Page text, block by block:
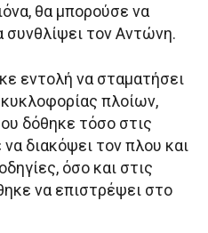
θα μπορούσε να
συνθλίψει τον Αντώνη.
εντολή να σταματήσει
πλοίων,
δόθηκε τόσο στις
διακόψει τον πλου και
όσο και στις
να επιστρέψει στο